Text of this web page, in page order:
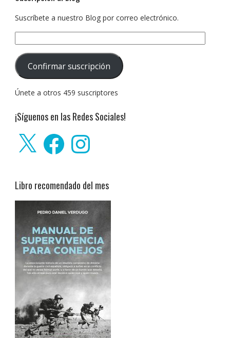
Suscríbete a nuestro Blog por correo electrónico.
correo
electrónico:
Confirmar suscripción
Únete a otros 459 suscriptores
¡Síguenos en las Redes Sociales!
FacebookInstagram
Libro recomendado del mes